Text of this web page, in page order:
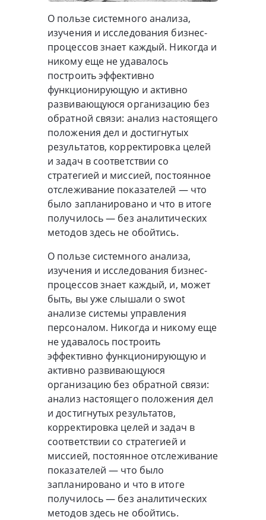
О пользе системного анализа,
изучения и исследования бизнес-
процессов знает каждый. Никогда и
никому еще не удавалось
построить эффективно
функционирующую и активно
развивающуюся организацию без
обратной связи: анализ настоящего
положения дел и достигнутых
результатов, корректировка целей
и задач в соответствии со
стратегией и миссией, постоянное
отслеживание показателей — что
было запланировано и что в итоге
получилось — без аналитических
методов здесь не обойтись.
О пользе системного анализа,
изучения и исследования бизнес-
процессов знает каждый, и, может
быть, вы уже слышали о swot
анализе системы управления
персоналом. Никогда и никому еще
не удавалось построить
эффективно функционирующую и
активно развивающуюся
организацию без обратной связи:
анализ настоящего положения дел
и достигнутых результатов,
корректировка целей и задач в
соответствии со стратегией и
миссией, постоянное отслеживание
показателей — что было
запланировано и что в итоге
получилось — без аналитических
методов здесь не обойтись.